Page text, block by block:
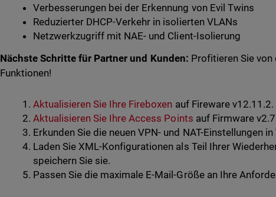
Verbesserungen bei der Erkennung von Evil Twins
Reduzierter DHCP-Verkehr in isolierten VLANs
Netzwerkzugriff mit NAE- und Client-Isolierung
Nächste Schritte für Partner und Kunden: Profitieren Sie
Funktionen!
Aktualisieren Sie Ihre Fireboxen auf Fireware v12.11.2.
Aktualisieren Sie Ihre Access Points auf Firmware
Erkunden Sie die neuen VPN- und NAT-Einstellungen
Laden Sie XML-Konfigurationen als Teil Ihrer
speichern Sie sie.
Passen Sie die maximale E-Mail-Größe an Ihre